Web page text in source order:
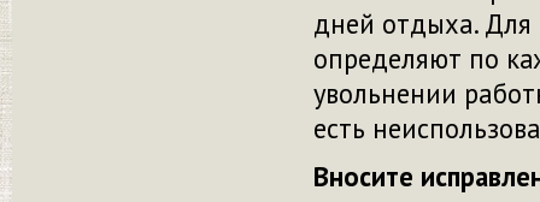
дней отдыха. Для
определяют по
увольнении
есть
Вносите